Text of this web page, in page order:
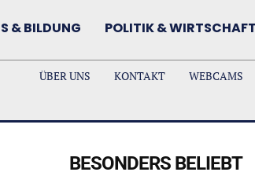
& BILDUNG POLITIK & WIRTSCHAFT
ÜBER UNS KONTAKT WEBCAMS
BESONDERS BELIEBT